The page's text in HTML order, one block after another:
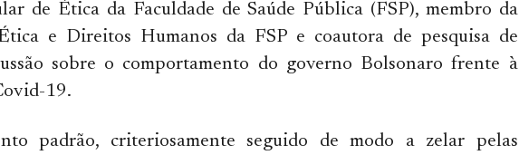
de Ética da Faculdade de Saúde Pública (FSP), membro da
e Direitos Humanos da FSP e coautora de pesquisa de
sobre o comportamento do governo Bolsonaro frente à
19.
padrão, criteriosamente seguido de modo a zelar pelas